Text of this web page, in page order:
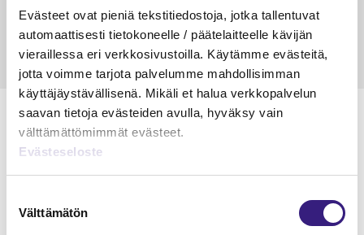
Evästeet ovat pieniä tekstitiedostoja, jotka tallentuvat
automaattisesti tietokoneelle / päätelaitteelle kävijän
vieraillessa eri verkkosivustoilla. Käytämme evästeitä,
jotta voimme tarjota palvelumme mahdollisimman
käyttäjäystävällisenä. Mikäli et halua verkkopalvelun
saavan tietoja evästeiden avulla, hyväksy vain
välttämättömimmät evästeet.
Evästeseloste
valinta
Välttämätön
Lue Tilisanomien